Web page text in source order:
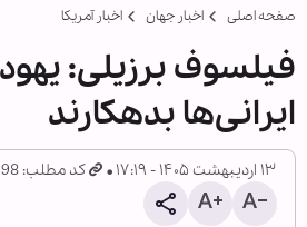
صفحه اصلی اخبار جهان اخبار آمریکا
فیلسوف برزیلی:
ایرانی‌ها بدهکارند
۱۳ اردیبهشت ۱۴۰۵ - ۱۷:۱۹ کد مطلب: 1809398